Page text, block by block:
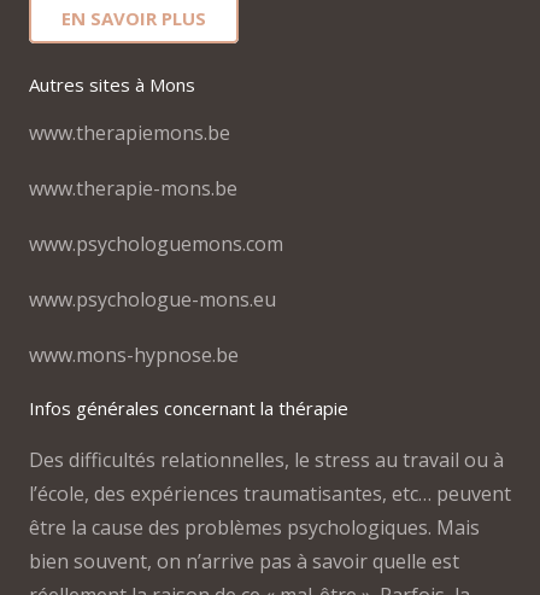
EN SAVOIR PLUS
Autres sites à Mons
www.therapiemons.be
www.therapie-mons.be
www.psychologuemons.com
www.psychologue-mons.eu
www.mons-hypnose.be
Infos générales concernant la thérapie
Des difficultés relationnelles, le stress au travail ou à
l’école, des expériences traumatisantes, etc… peuvent
être la cause des problèmes psychologiques. Mais
bien souvent, on n’arrive pas à savoir quelle est